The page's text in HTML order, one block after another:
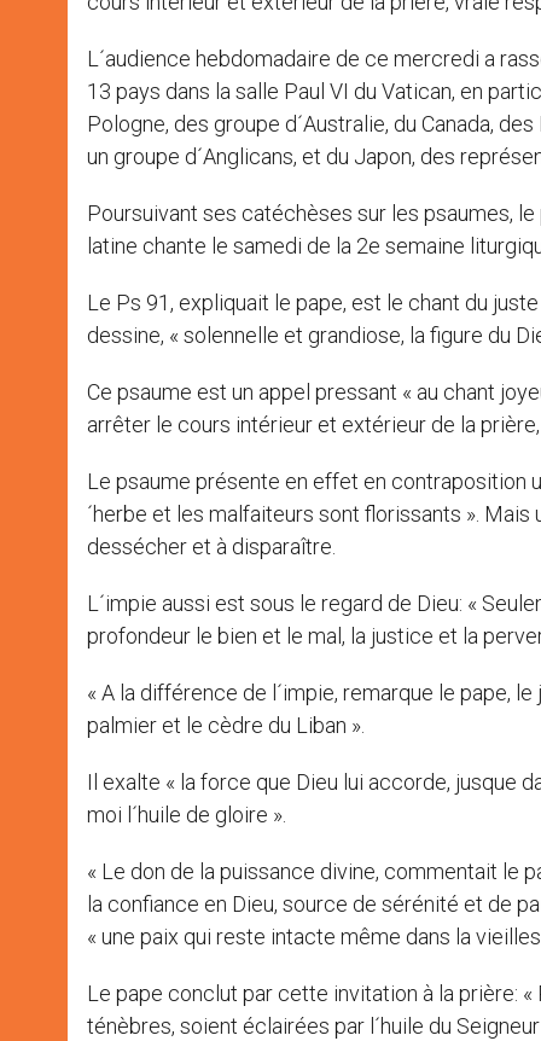
L´audience hebdomadaire de ce mercredi a
13 pays dans la salle Paul VI du Vatican, en
Pologne, des groupe d´Australie, du Canada,
un groupe d´Anglicans, et du Japon, des
Poursuivant ses catéchèses sur les psaumes,
latine chante le samedi de la 2e semaine
Le Ps 91, expliquait le pape, est le chant du
dessine, « solennelle et grandiose, la figure du
Ce psaume est un appel pressant « au chant
arrêter le cours intérieur et extérieur de la prière,
Le psaume présente en effet en contraposition
´herbe et les malfaiteurs sont florissants ».
dessécher et à disparaître.
L´impie aussi est sous le regard de Dieu: «
profondeur le bien et le mal, la justice et la
« A la différence de l´impie, remarque le pape,
palmier et le cèdre du Liban ».
Il exalte « la force que Dieu lui accorde, jusque
moi l´huile de gloire ».
« Le don de la puissance divine, commentait le
la confiance en Dieu, source de sérénité et de
« une paix qui reste intacte même dans la
Le pape conclut par cette invitation à la prière:
ténèbres, soient éclairées par l´huile du Seigneur